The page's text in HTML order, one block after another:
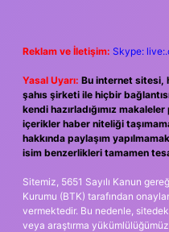
Reklam ve İletişim: Skype:
Yasal Uyarı: Bu internet sitesi,
şahıs şirketi ile hiçbir
kendi hazırladığımız
içerikler haber niteliği
hakkında paylaşım
isim benzerlikleri tamamen
Sitemiz, 5651 Sayılı Kanun
Kurumu (BTK) tarafından
vermektedir. Bu nedenle,
veya araştırma